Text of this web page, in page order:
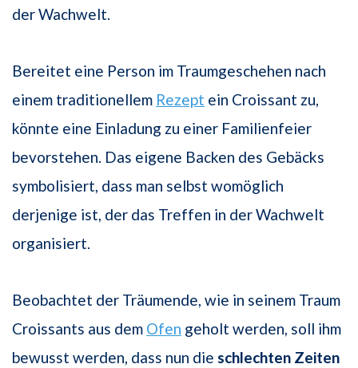
der Wachwelt.
Bereitet eine Person im Traumgeschehen nach
einem traditionellem Rezept ein Croissant zu,
könnte eine Einladung zu einer Familienfeier
bevorstehen. Das eigene Backen des Gebäcks
symbolisiert, dass man selbst womöglich
derjenige ist, der das Treffen in der Wachwelt
organisiert.
Beobachtet der Träumende, wie in seinem Traum
Croissants aus dem Ofen geholt werden, soll ihm
bewusst werden, dass nun die schlechten Zeiten